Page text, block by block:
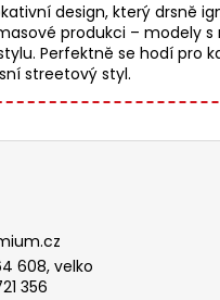
design, který drsně
produkci – modely
Perfektně se hodí pro
streetový styl.
608, velko
356